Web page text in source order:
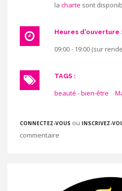
la charte sont
Heures d'ouverture :
09:00 - 19:00 (sur
TAGS :
beauté - bien-être
CONNECTEZ-VOUS ou INSCRIVEZ-
commentaire